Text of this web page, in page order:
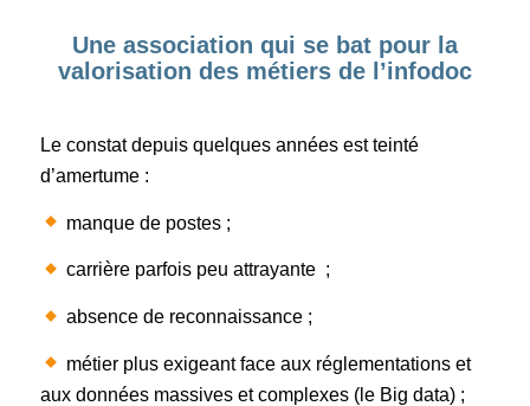
Une association qui se bat pour la
valorisation des métiers de l’infodoc
Le constat depuis quelques années est teinté
d’amertume :
manque de postes ;
carrière parfois peu attrayante ;
absence de reconnaissance ;
métier plus exigeant face aux réglementations et
aux données massives et complexes (le Big data) ;